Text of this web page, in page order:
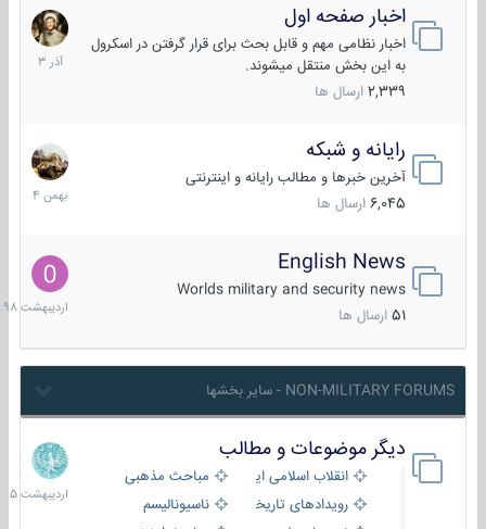
اخبار صفحه اول
اخبار نظامی مهم و قابل بحث برای قرار گرفتن در اسکرول
به این بخش منتقل میشوند.
2,339 ارسال ها
7
آذر
1403
رایانه و شبکه
آخرین خبرها و مطالب رایانه و اینترنتی
6,045 ارسال ها
30
بهمن
1404
English News
Worlds military and security news
51 ارسال ها
10
1398
NON-MILITARY FORUMS - سایر بخشها
دیگر موضوعات و مطالب
انقلاب اسلامی ایران
مباحث مذهبی
رویدادهای تاریخی و مذهبیناسیونالیسم
8
1405